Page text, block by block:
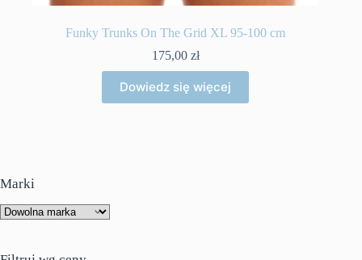
Funky Trunks On The Grid XL 95-100 cm
175,00 zł
Dowiedz się więcej
Marki